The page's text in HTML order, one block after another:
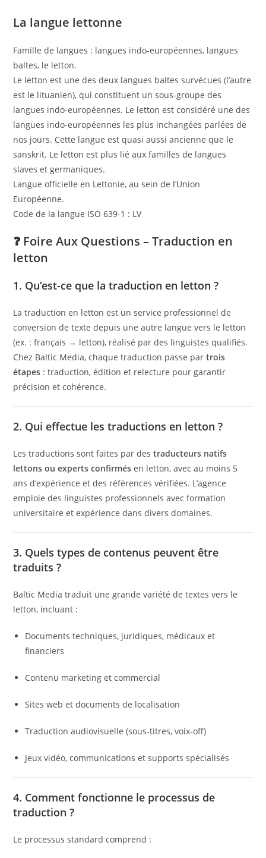
La langue lettonne
Famille de langues : langues indo-européennes, langues
baltes, le letton.
Le letton est une des deux langues baltes survécues (l’autre
est le lituanien), qui constituent un sous-groupe des
langues indo-européennes. Le letton est considéré une des
langues indo-européennes les plus inchangées parlées de
nos jours. Cette langue est quasi aussi ancienne que le
sanskrit. Le letton est plus lié aux familles de langues
slaves et germaniques.
Langue officielle en Lettonie, au sein de l’Union
Européenne.
Code de la langue ISO 639-1 : LV
❓ Foire Aux Questions – Traduction en
letton
1. Qu’est-ce que la traduction en letton ?
La traduction en letton est un service professionnel de
conversion de texte depuis une autre langue vers le letton
(ex. : français → letton), réalisé par des linguistes qualifiés.
Chez Baltic Media, chaque traduction passe partrois
étapes : traduction, édition et relecture pour garantir
précision et cohérence.
2. Qui effectue les traductions en letton ?
Les traductions sont faites par destraducteurs natifs
lettons ou experts confirmés en letton, avec au moins 5
ans d’expérience et des références vérifiées. L’agence
emploie des linguistes professionnels avec formation
universitaire et expérience dans divers domaines.
3. Quels types de contenus peuvent être
traduits ?
Baltic Media traduit une grande variété de textes vers le
letton, incluant :
Documents techniques, juridiques, médicaux et
financiers
Contenu marketing et commercial
Sites web et documents de localisation
Traduction audiovisuelle (sous-titres, voix-off)
Jeux vidéo, communications et supports spécialisés
4. Comment fonctionne le processus de
traduction ?
Le processus standard comprend :